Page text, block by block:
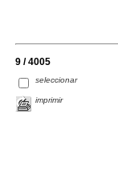
9 / 4005
seleccionar
imprimir